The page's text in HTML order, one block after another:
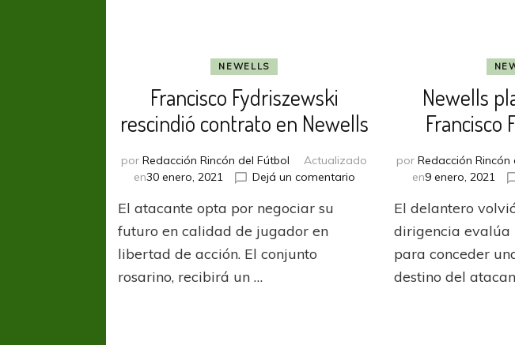
NEWELLS
Francisco Fydriszewski
rescindió contrato en Newells
porRedacción Rincón del Fútbol
Actualizado
en30 enero, 2021 Dejá un comentarioen
Fydriszewski
rescindió
Newells
El atacante opta por negociar su
futuro en calidad de jugador en
libertad de acción. El conjunto
rosarino, recibirá un …
Newells
Francisco
porRedacción Rincón
en9 enero, 2021
El delantero
dirigencia evalúa
para conceder
destino del